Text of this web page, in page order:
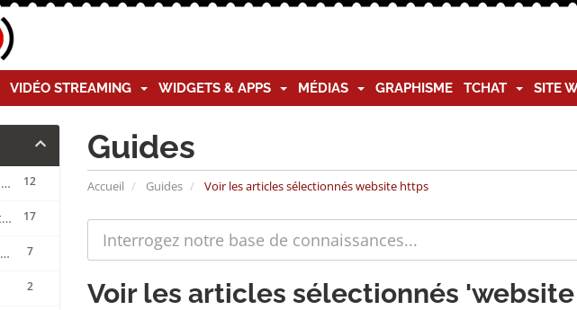
VIDÉO STREAMING WIDGETS & APPS MÉDIAS GRAPHISME TCHAT SITE
Guides
Accueil Guides Voir les articles sélectionnés website https
12
1. Guide d'utilisation de base CentovaCast
17
2. Guide d'utilisation avancée CentovaCast
7
3. Intégration sur site internet CentovaCast
2 Voir les articles sélectionnés